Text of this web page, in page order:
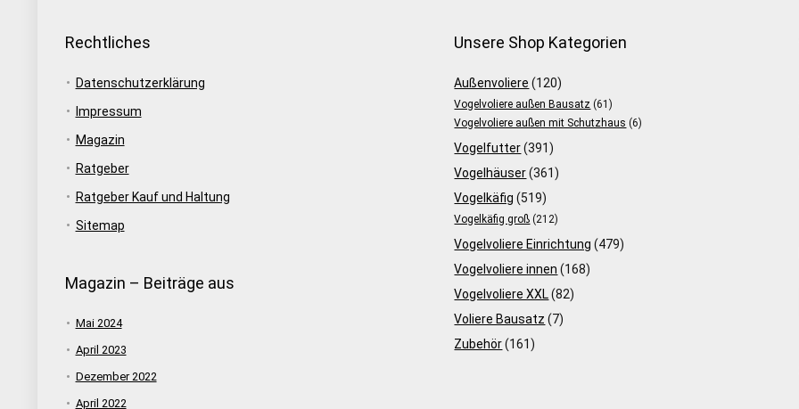
Rechtliches
Datenschutzerklärung
Impressum
Magazin
Ratgeber
Ratgeber Kauf und Haltung
Sitemap
Magazin – Beiträge aus
Mai 2024
April 2023
Dezember 2022
April 2022
Unsere Shop Kategorien
Außenvoliere (120)
Vogelvoliere außen Bausatz (61)
Vogelvoliere außen mit Schutzhaus (6)
Vogelfutter (391)
Vogelhäuser (361)
Vogelkäfig (519)
Vogelkäfig groß (212)
Vogelvoliere Einrichtung (479)
Vogelvoliere innen (168)
Vogelvoliere XXL (82)
Voliere Bausatz (7)
Zubehör (161)